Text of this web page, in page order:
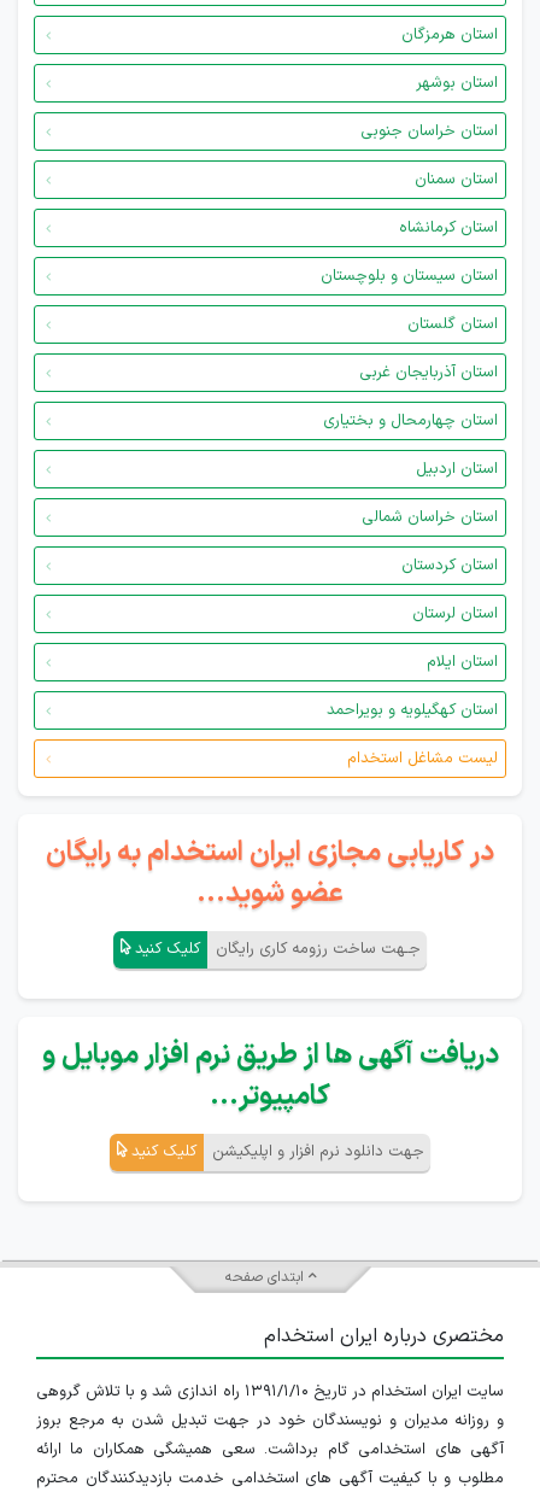
استان هرمزگان
استان بوشهر
استان خراسان جنوبی
استان سمنان
استان کرمانشاه
استان سیستان و بلوچستان
استان گلستان
استان آذربایجان غربی
استان چهارمحال و بختیاری
استان اردبیل
استان خراسان شمالی
استان کردستان
استان لرستان
استان ایلام
استان کهگیلویه و بویراحمد
لیست مشاغل استخدام
در کاریابی مجازی ایران استخدام به رایگان
عضو شوید...
جـهت ساخت رزومه کاری رایگان کلیک کنید
دریافت آگهی ها از طریق نرم افزار موبایل و
کامپیوتر...
جهت دانلود نرم افزار و اپلیکیشن کلیک کنید
ابتدای صفحه
مختصری درباره ایران استخدام
سایت ایران استخدام در تاریخ ۱۳۹۱/۱/۱۰ راه اندازی شد و با تلاش گروهی
و روزانه مدیران و نویسندگان خود در جهت تبدیل شدن به مرجع بروز
آگهی های استخدامی گام برداشت. سعی همیشگی همکاران ما ارائه
مطلوب و با کیفیت آگهی های استخدامی خدمت بازدیدکنندگان محترم